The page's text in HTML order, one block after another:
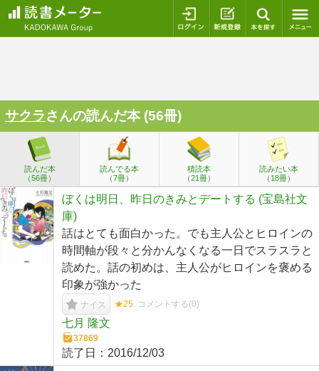
ログイン 新規登録
サクラさんの読んだ本 (56冊)
読んだ本
（56冊）
読んでる本
（7冊）
積読本
（21冊）
読みたい本
（18冊）
ぼくは明日、昨日のきみとデートする (宝島社文
庫)
話はとても面白かった。でも主人公とヒロインの
時間軸が段々と分かんなくなる一日でスラスラと
読めた。話の初めは、主人公がヒロインを褒める
印象が強かった
ナイス ★25 コメントする(0)
七月 隆文
37869
読了日： 2016/12/03